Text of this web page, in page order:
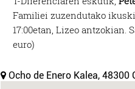
Familiei zuzendutako
17:00etan, Lizeo antzokian.
euro)
Ocho de Enero Kalea,